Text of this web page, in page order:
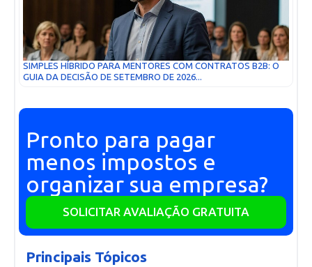
SIMPLES HÍBRIDO PARA MENTORES COM CONTRATOS B2B: O
GUIA DA DECISÃO DE SETEMBRO DE 2026...
Pronto para pagar
menos impostos e
organizar sua empresa?
SOLICITAR AVALIAÇÃO GRATUITA
Principais Tópicos